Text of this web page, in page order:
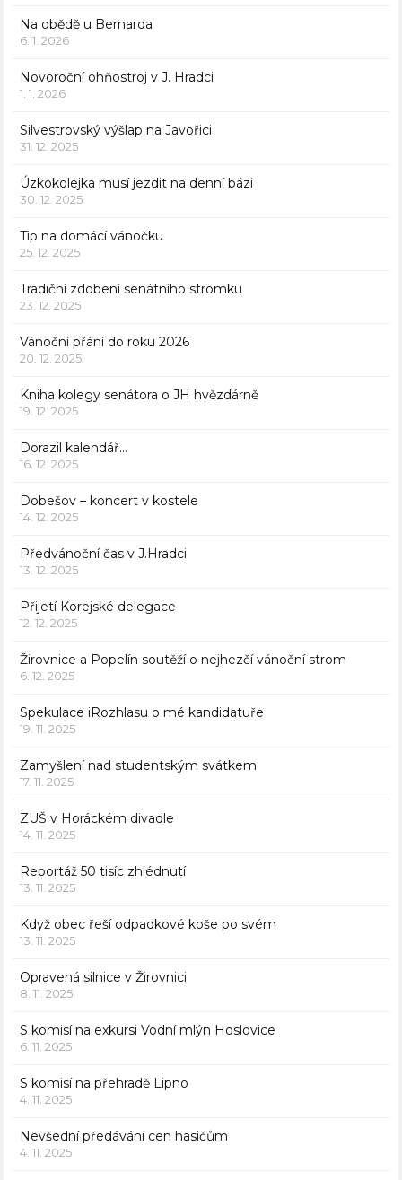
Na obědě u Bernarda
6. 1. 2026
Novoroční ohňostroj v J. Hradci
1. 1. 2026
Silvestrovský výšlap na Javořici
31. 12. 2025
Úzkokolejka musí jezdit na denní bázi
30. 12. 2025
Tip na domácí vánočku
25. 12. 2025
Tradiční zdobení senátního stromku
23. 12. 2025
Vánoční přání do roku 2026
20. 12. 2025
Kniha kolegy senátora o JH hvězdárně
19. 12. 2025
Dorazil kalendář…
16. 12. 2025
Dobešov – koncert v kostele
14. 12. 2025
Předvánoční čas v J.Hradci
13. 12. 2025
Přijetí Korejské delegace
12. 12. 2025
Žirovnice a Popelín soutěží o nejhezčí vánoční strom
6. 12. 2025
Spekulace iRozhlasu o mé kandidatuře
19. 11. 2025
Zamyšlení nad studentským svátkem
17. 11. 2025
ZUŠ v Horáckém divadle
14. 11. 2025
Reportáž 50 tisíc zhlédnutí
13. 11. 2025
Když obec řeší odpadkové koše po svém
13. 11. 2025
Opravená silnice v Žirovnici
8. 11. 2025
S komisí na exkursi Vodní mlýn Hoslovice
6. 11. 2025
S komisí na přehradě Lipno
4. 11. 2025
Nevšední předávání cen hasičům
4. 11. 2025